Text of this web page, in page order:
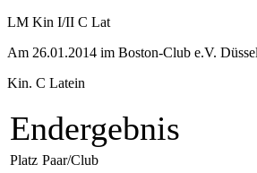
LM Kin I/II C Lat
Am 26.01.2014 im Boston-Club e.V.
Kin. C Latein
Endergebnis
Platz Paar/Club